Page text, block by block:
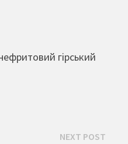
гірський
NEXT POSTNext